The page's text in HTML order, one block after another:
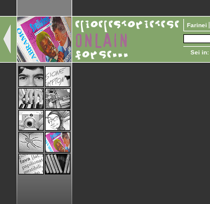
Sei in:
Farinei